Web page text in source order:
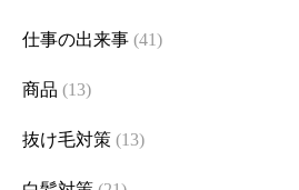
仕事の出来事 (41)
商品 (13)
抜け毛対策 (13)